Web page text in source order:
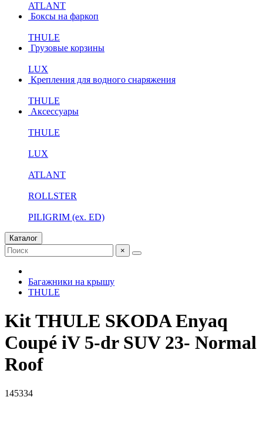
ATLANT
Боксы на фаркоп
THULE
Грузовые корзины
LUX
Крепления для водного снаряжения
THULE
Аксессуары
THULE
LUX
ATLANT
ROLLSTER
PILIGRIM (ex. ED)
Каталог
×
Багажники на крышу
THULE
Kit THULE SKODA Enyaq
Coupé iV 5-dr SUV 23- Normal
Roof
145334